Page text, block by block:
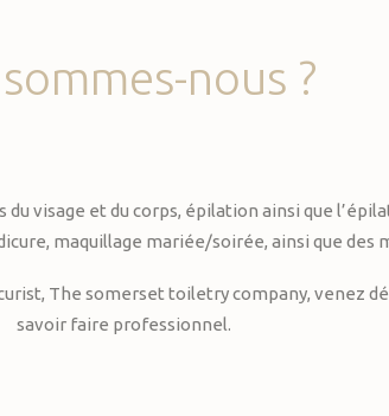
sommes-nous ?
du visage et du corps, épilation ainsi que
maquillage mariée/soirée, ainsi que des
The somerset toiletry company, venez
savoir faire professionnel.